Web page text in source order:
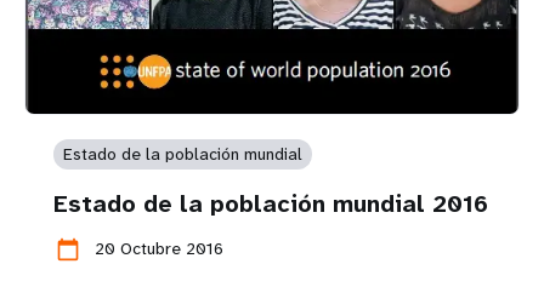
Estado de la población mundial
Estado de la población mundial 2016
calendar_today 20 Octubre 2016